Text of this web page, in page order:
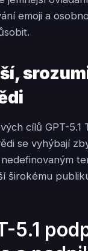
emoji a
cílů GPT-5.1
se vyhýbají
širokému
5.1